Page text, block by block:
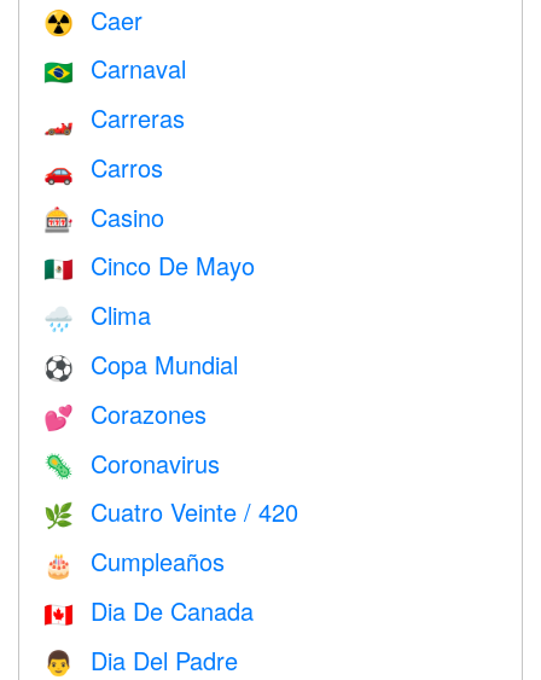
☢️ Caer
🇧🇷 Carnaval
🏎 Carreras
🚗 Carros
🎰 Casino
🇲🇽 Cinco De Mayo
🌧 Clima
⚽ Copa Mundial
💕 Corazones
🦠 Coronavirus
🌿 Cuatro Veinte / 420
🎂 Cumpleaños
🇨🇦 Dia De Canada
👨 Dia Del Padre